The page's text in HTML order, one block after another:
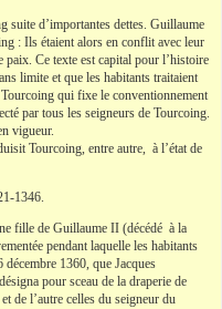
suite d’importantes dettes. Guillaume
: Ils étaient alors en conflit avec leur
Ce texte est capital pour l’histoire
limite et que les habitants traitaient
qui fixe le conventionnement
par tous les seigneurs de Tourcoing.
vigueur.
Tourcoing, entre autre, à l’état de
1346.
fille de Guillaume II (décédé à la
pendant laquelle les habitants
1360, que Jacques
pour sceau de la draperie de
de l’autre celles du seigneur du